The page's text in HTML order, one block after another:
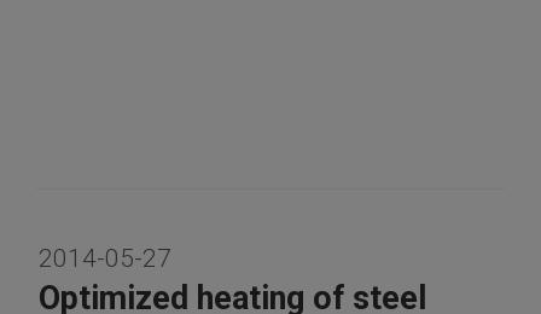
2014-05-27
Optimized heating of steel